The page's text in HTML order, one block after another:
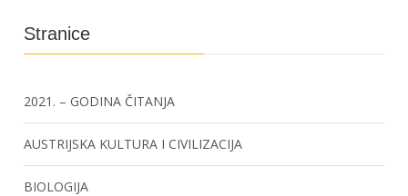
Stranice
2021. – GODINA ČITANJA
AUSTRIJSKA KULTURA I CIVILIZACIJA
BIOLOGIJA